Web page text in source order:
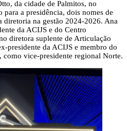
da cidade de Palmitos, no
para a presidência, dois nomes de
diretoria na gestão 2024-2026. Ana
da ACIJS e do Centro
diretora suplente de Articulação
presidente da ACIJS e membro do
como vice-presidente regional Norte.